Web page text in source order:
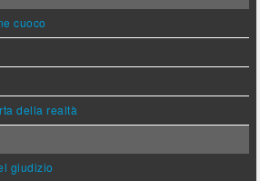
cuoco
della realtà
giudizio